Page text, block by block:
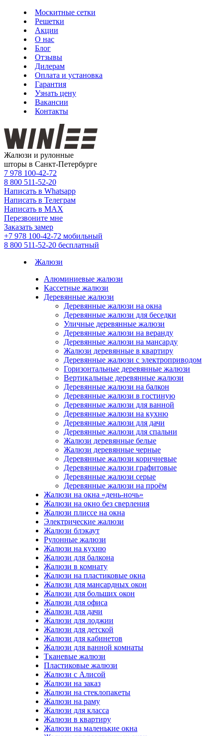
Москитные сетки
Решетки
Акции
О нас
Блог
Отзывы
Дилерам
Оплата и установка
Гарантия
Узнать цену
Вакансии
Контакты
Жалюзи и рулонные
шторы в Санкт-Петербурге
7 978 100-42-72
8 800 511-52-20
Написать в Whatsapp
Написать в Телеграм
Написать в MAX
Перезвоните мне
Заказать замер
+7 978 100-42-72 мобильный
8 800 511-52-20 бесплатный
Жалюзи
Алюминиевые жалюзи
Кассетные жалюзи
Деревянные жалюзи
Деревянные жалюзи на окна
Деревянные жалюзи для беседки
Уличные деревянные жалюзи
Деревянные жалюзи на веранду
Деревянные жалюзи на мансарду
Жалюзи деревянные в квартиру
Деревянные жалюзи с электроприводом
Горизонтальные деревянные жалюзи
Вертикальные деревянные жалюзи
Деревянные жалюзи на балкон
Деревянные жалюзи в гостиную
Деревянные жалюзи для ванной
Деревянные жалюзи на кухню
Деревянные жалюзи для дачи
Деревянные жалюзи для спальни
Жалюзи деревянные белые
Жалюзи деревянные черные
Деревянные жалюзи коричневые
Деревянные жалюзи графитовые
Деревянные жалюзи серые
Деревянные жалюзи на проём
Жалюзи на окна «день-ночь»
Жалюзи на окно без сверления
Жалюзи плиссе на окна
Электрические жалюзи
Жалюзи блэкаут
Рулонные жалюзи
Жалюзи на кухню
Жалюзи для балкона
Жалюзи в комнату
Жалюзи на пластиковые окна
Жалюзи для мансардных окон
Жалюзи для больших окон
Жалюзи для офиса
Жалюзи для дачи
Жалюзи для лоджии
Жалюзи для детской
Жалюзи для кабинетов
Жалюзи для ванной комнаты
Тканевые жалюзи
Пластиковые жалюзи
Жалюзи с Алисой
Жалюзи на заказ
Жалюзи на стеклопакеты
Жалюзи на раму
Жалюзи для класса
Жалюзи в квартиру
Жалюзи на маленькие окна